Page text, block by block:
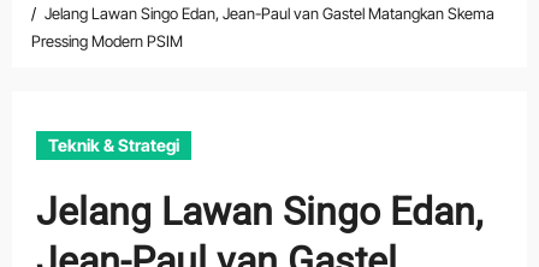
Jelang Lawan Singo Edan, Jean-Paul van Gastel Matangkan Skema
Pressing Modern PSIM
Teknik & Strategi
Jelang Lawan Singo Edan,